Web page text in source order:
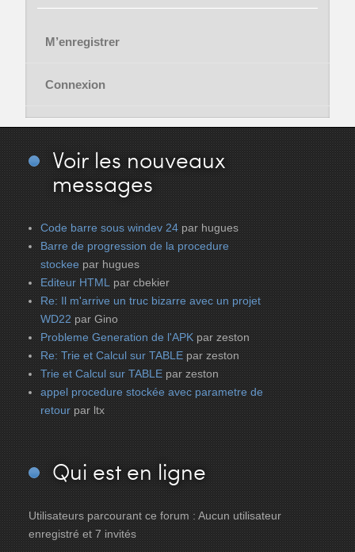
M’enregistrer
Connexion
Voir les nouveaux
messages
Code barre sous windev 24 par hugues
Barre de progression de la procedure
stockee par hugues
Editeur HTML par cbekier
Re: Il m'arrive un truc bizarre avec un projet
WD22 par Gino
Probleme Generation de l'APK par zeston
Re: Trie et Calcul sur TABLE par zeston
Trie et Calcul sur TABLE par zeston
appel procedure stockée avec parametre de
retour par ltx
Qui est en ligne
Utilisateurs parcourant ce forum : Aucun utilisateur
enregistré et 7 invités